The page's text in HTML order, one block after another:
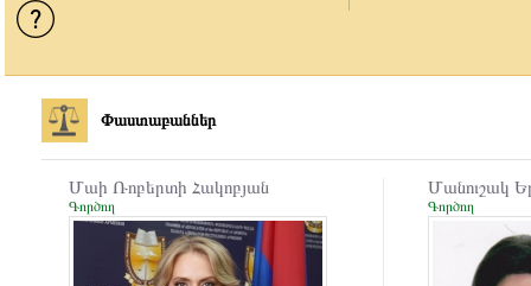
Փաստաբաններ
Մաի Ռոբերտի Հակոբյան
Գործող
Մանուշակ
Գործող